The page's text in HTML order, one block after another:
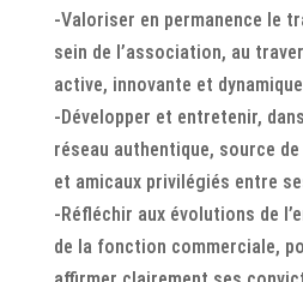
-Valoriser en permanence le
sein de l’association, au
active, innovante et
-Développer et entretenir,
réseau authentique, source
et amicaux privilégiés entre
-Réfléchir aux évolutions de
de la fonction commerciale,